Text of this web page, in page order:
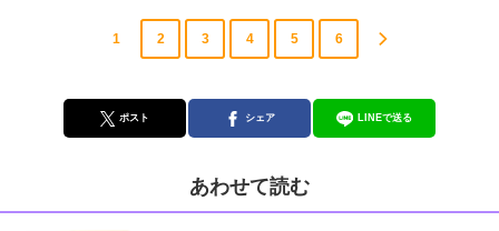
1 2 3 4 5 6
ポスト シェア LINEで送る
あわせて読む